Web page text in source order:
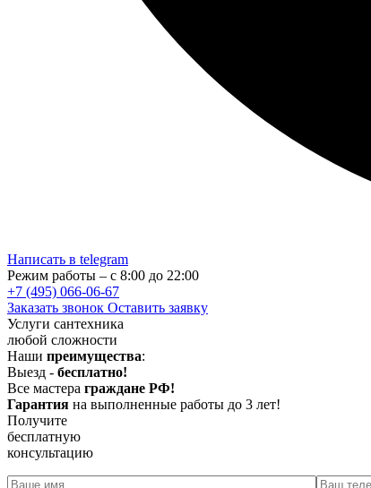
Написать в telegram
Режим работы – с 8:00 до 22:00
+7 (495) 066-06-67
Заказать звонок Оставить заявку
Услуги сантехника
любой сложности
Наши преимущества:
Выезд - бесплатно!
Все мастера граждане РФ!
Гарантия на выполненные работы до 3 лет!
Получите
бесплатную
консультацию